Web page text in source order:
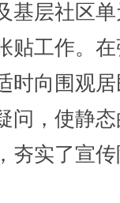
基层社区
贴工作。
时向围观
问，使静
夯实了宣